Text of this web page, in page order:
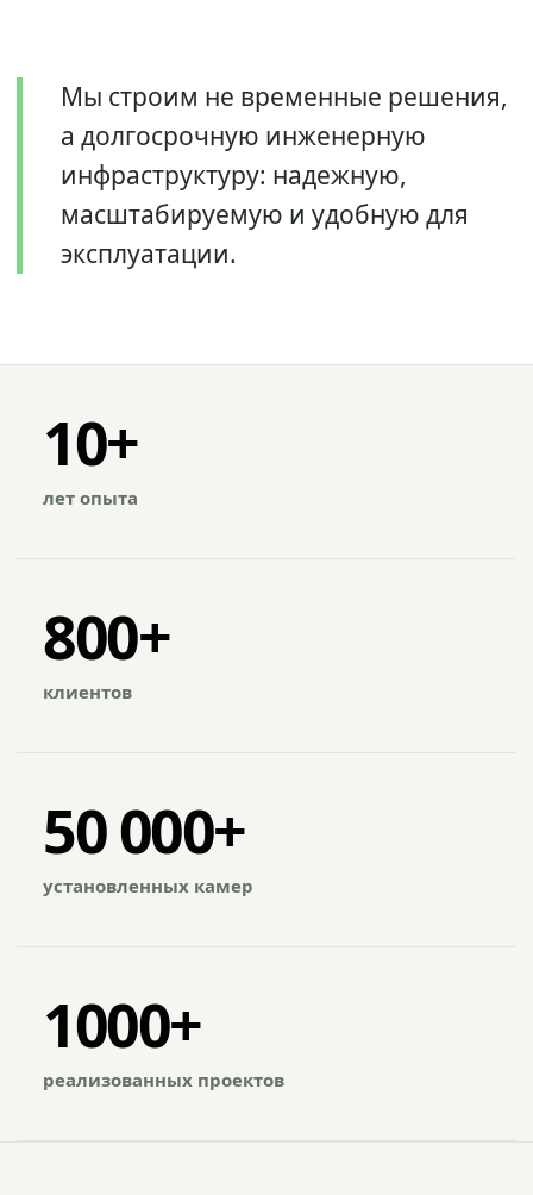
Мы строим не временные решения,
а долгосрочную инженерную
инфраструктуру: надежную,
масштабируемую и удобную для
эксплуатации.
10+
лет опыта
800+
клиентов
50 000+
установленных камер
1000+
реализованных проектов